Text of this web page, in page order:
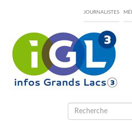
content
JOURNALISTES